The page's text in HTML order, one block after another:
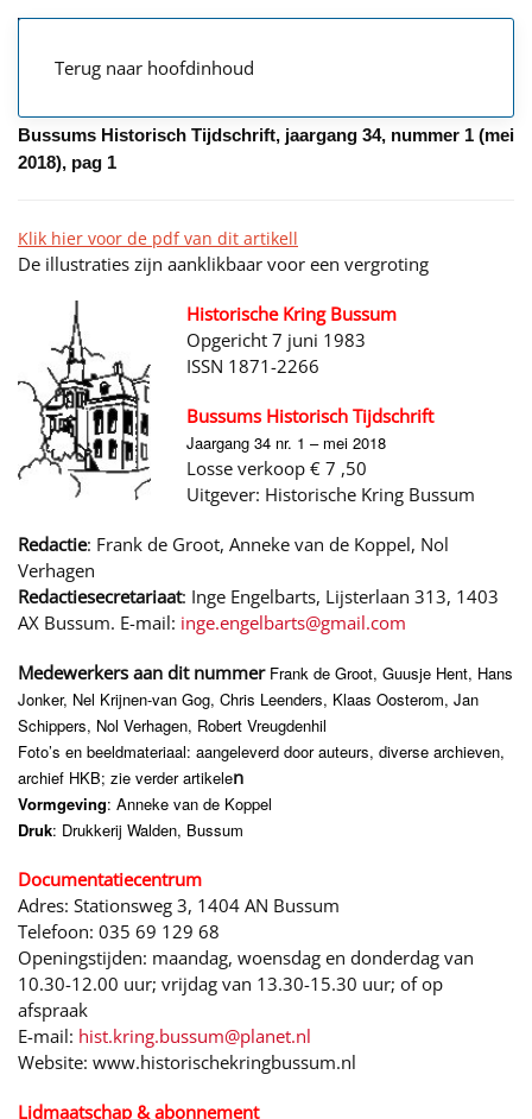
Terug naar hoofdinhoud
Bussums Historisch Tijdschrift, jaargang 34, nummer 1 (mei
2018), pag 1
Klik hier voor de pdf van dit artikell
De illustraties zijn aanklikbaar voor een vergroting
Historische Kring Bussum
Opgericht 7 juni 1983
ISSN 1871-2266
Bussums Historisch Tijdschrift
Jaargang 34 nr. 1 – mei 2018
Losse verkoop € 7 ,50
Uitgever: Historische Kring Bussum
Redactie: Frank de Groot, Anneke van de Koppel, Nol
Verhagen
Redactiesecretariaat: Inge Engelbarts, Lijsterlaan 313, 1403
AX Bussum. E-mail: inge.engelbarts@gmail.com
Medewerkers aan dit nummer Frank de Groot, Guusje Hent, Hans
Jonker, Nel Krijnen-van Gog, Chris Leenders, Klaas Oosterom, Jan
Schippers, Nol Verhagen, Robert Vreugdenhil
Foto’s en beeldmateriaal: aangeleverd door auteurs, diverse archieven,
archief HKB; zie verder artikelen
Vormgeving: Anneke van de Koppel
Druk: Drukkerij Walden, Bussum
Documentatiecentrum
Adres: Stationsweg 3, 1404 AN Bussum
Telefoon: 035 69 129 68
Openingstijden: maandag, woensdag en donderdag van
10.30-12.00 uur; vrijdag van 13.30-15.30 uur; of op
afspraak
E-mail: hist.kring.bussum@planet.nl
Website: www.historischekringbussum.nl
Lidmaatschap & abonnement